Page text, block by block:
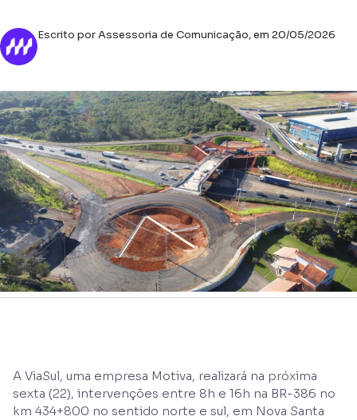
Escrito por Assessoria de Comunicação, em 20/05/2026
A ViaSul, uma empresa Motiva, realizará na próxima
sexta (22), intervenções entre 8h e 16h na BR-386 no
km 434+800 no sentido norte e sul, em Nova Santa